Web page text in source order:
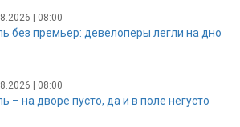
| 08:00
без премьер: девелоперы легли на дно
| 08:00
– на дворе пусто, да и в поле негусто